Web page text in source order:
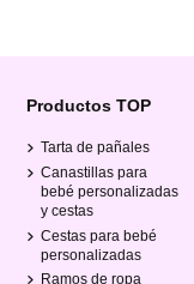
Productos TOP
Tarta de pañales
Canastillas para
bebé personalizadas
y cestas
Cestas para bebé
personalizadas
Ramos de ropa